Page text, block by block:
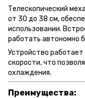
Телескопический
от 30 до 38 см,
использовании.
работать автономно
Устройство
скорости, что
охлаждения.
Преимущества: